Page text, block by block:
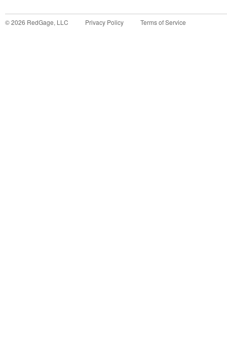
©2026 RedGage, LLC Privacy Policy Terms of Service